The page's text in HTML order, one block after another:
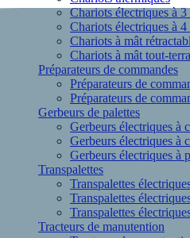
Chariots électriques à 3
Chariots électriques à 4
Chariots à mât
Chariots à mât tout-
Préparateurs de commandes
Préparateurs de
Préparateurs de
Gerbeurs de palettes
Gerbeurs électriques à
Gerbeurs électriques à
Gerbeurs électriques à
Transpalettes
Transpalettes
Transpalettes
Transpalettes
Tracteurs de manutention